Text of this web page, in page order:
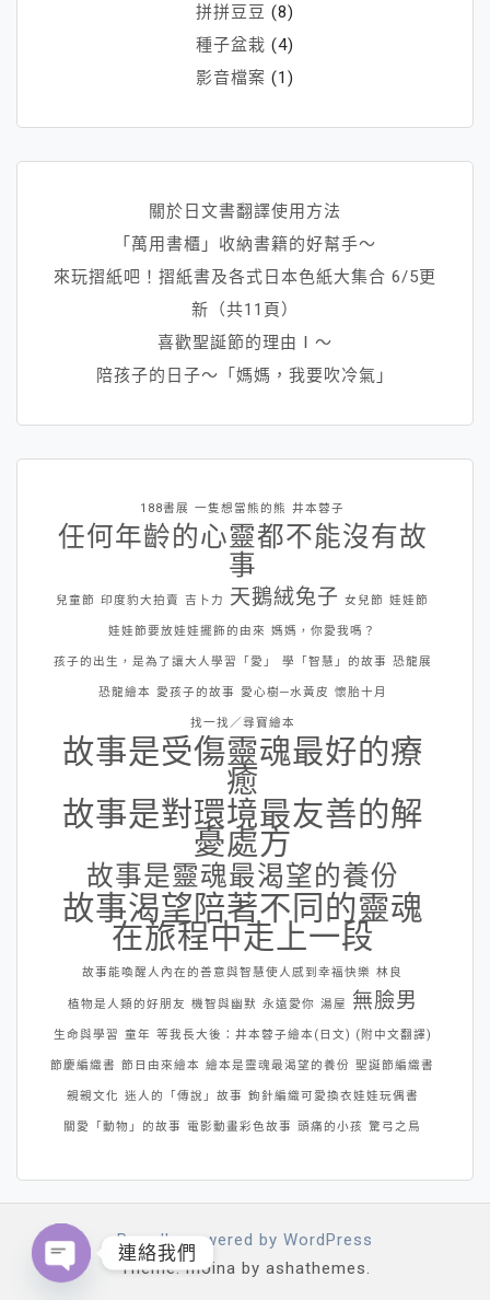
拼拼豆豆 (8)
種子盆栽 (4)
影音檔案 (1)
關於日文書翻譯使用方法
「萬用書櫃」收納書籍的好幫手～
來玩摺紙吧！摺紙書及各式日本色紙大集合 6/5更
新（共11頁）
喜歡聖誕節的理由Ⅰ～
陪孩子的日子～「媽媽，我要吹冷氣」
188書展 一隻想當熊的熊 井本蓉子
任何年齡的心靈都不能沒有故
事
兒童節 印度豹大拍賣 吉卜力 天鵝絨兔子 女兒節 娃娃節
娃娃節要放娃娃擺飾的由來 媽媽，你愛我嗎？
孩子的出生，是為了讓大人學習「愛」 學「智慧」的故事 恐龍展
恐龍繪本 愛孩子的故事 愛心樹─水黃皮 懷胎十月
找一找／尋寶繪本
故事是受傷靈魂最好的療
癒
故事是對環境最友善的解
憂處方
故事是靈魂最渴望的養份
故事渴望陪著不同的靈魂
在旅程中走上一段
故事能喚醒人內在的善意與智慧使人感到幸福快樂 林良
植物是人類的好朋友 機智與幽默 永遠愛你 湯屋 無臉男
生命與學習 童年 等我長大後：井本蓉子繪本(日文) (附中文翻譯)
節慶編織書 節日由來繪本 繪本是靈魂最渴望的養份 聖誕節編織書
親親文化 迷人的「傳說」故事 鉤針編織可愛換衣娃娃玩偶書
關愛「動物」的故事 電影動畫彩色故事 頭痛的小孩 驚弓之鳥
Proudly powered by WordPress
Theme: moina by ashathemes.
連絡我們